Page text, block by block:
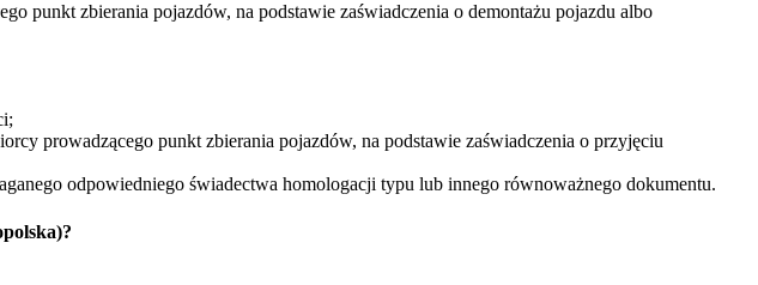
punkt zbierania pojazdów, na podstawie zaświadczenia o demontażu pojazdu albo
prowadzącego punkt zbierania pojazdów, na podstawie zaświadczenia o przyjęciu
odpowiedniego świadectwa homologacji typu lub innego równoważnego dokumentu.